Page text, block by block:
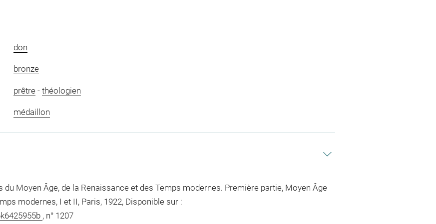
don
bronze
prêtre- théologien
médaillon
du Moyen Âge, de la Renaissance et des Temps modernes. Première partie, Moyen Âge
modernes, I et II, Paris, 1922, Disponible sur :
, n° 1207